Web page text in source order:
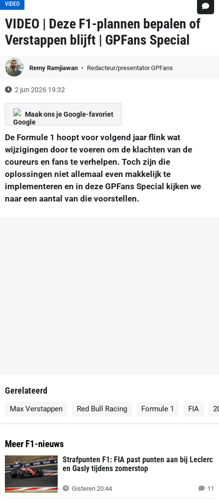
VIDEO
VIDEO | Deze F1-plannen bepalen of
Verstappen blijft | GPFans Special
Remy Ramjiawan Redacteur/presentator GPFans
2 jun 2026 19:32
Maak ons je Google-favoriet
De Formule 1 hoopt voor volgend jaar flink wat
wijzigingen door te voeren om de klachten van de
coureurs en fans te verhelpen. Toch zijn die
oplossingen niet allemaal even makkelijk te
implementeren en in deze GPFans Special kijken we
naar een aantal van die voorstellen.
Gerelateerd
Max Verstappen Red Bull Racing Formule 1 FIA
Meer F1-nieuws
Strafpunten F1: FIA past punten aan bij Leclerc
en Gasly tijdens zomerstop
Gisteren 20:44 11